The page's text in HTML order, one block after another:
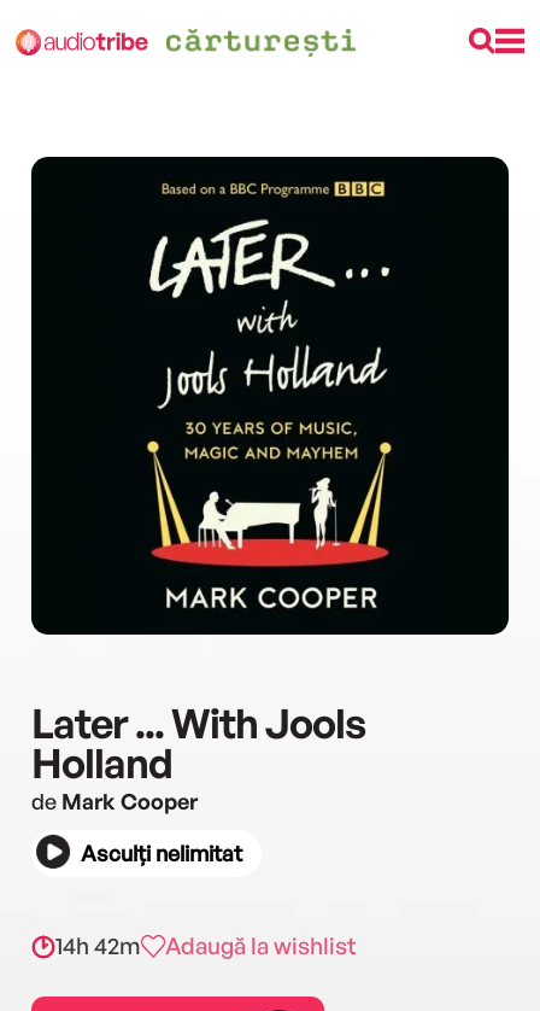
Later ... With Jools
Holland
de Mark Cooper
Asculți nelimitat
14h 42m Adaugă la wishlist